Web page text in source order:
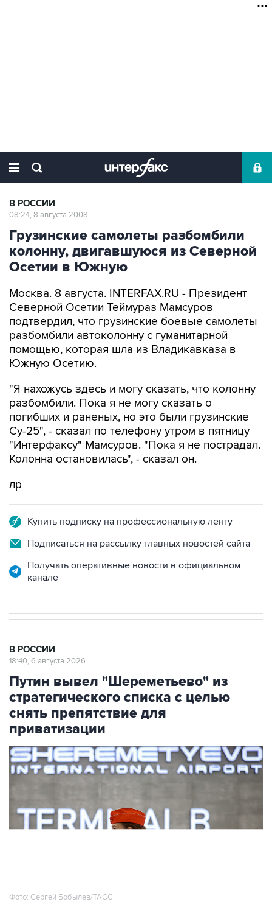
В РОССИИ
08:24, 8 августа 2008
Грузинские самолеты разбомбили
колонну, двигавшуюся из Северной
Осетии в Южную
Москва. 8 августа. INTERFAX.RU - Президент
Северной Осетии Теймураз Мамсуров
подтвердил, что грузинские боевые самолеты
разбомбили автоколонну с гуманитарной
помощью, которая шла из Владикавказа в
Южную Осетию.
"Я нахожусь здесь и могу сказать, что колонну
разбомбили. Пока я не могу сказать о
погибших и раненых, но это были грузинские
Су-25", - сказал по телефону утром в пятницу
"Интерфаксу" Мамсуров. "Пока я не пострадал.
Колонна остановилась", - сказал он.
лр
Купить подписку на профессиональную ленту
Подписаться на рассылку главных новостей сайта
Получать оперативные новости в официальном
канале
В РОССИИ
18:40, 6 августа 2026
Путин вывел "Шереметьево" из
стратегического списка с целью
снять препятствие для
приватизации
Фото: Сергей Бобылев/ТАСС